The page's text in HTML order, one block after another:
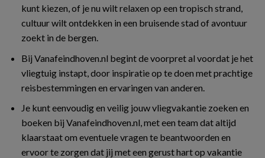
kunt kiezen, of je nu wilt relaxen op een tropisch strand,
cultuur wilt ontdekken in een bruisende stad of avontuur
zoekt in de bergen.
Bij Vanafeindhoven.nl begint de voorpret al voordat je het
vliegtuig instapt, door inspiratie op te doen met prachtige
reisbestemmingen en ervaringen van anderen.
Je kunt eenvoudig en veilig jouw vliegvakantie zoeken en
boeken bij Vanafeindhoven.nl, met een team dat altijd
klaarstaat om eventuele vragen te beantwoorden en
ervoor te zorgen dat jij met een gerust hart op vakantie